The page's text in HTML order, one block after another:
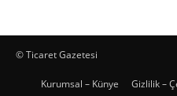
© Ticaret Gazetesi
Kurumsal – Künye Gizlilik –